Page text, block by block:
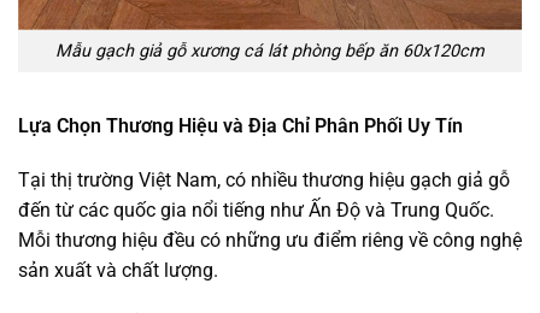
Mẫu gạch giả gỗ xương cá lát phòng bếp ăn 60x120cm
Lựa Chọn Thương Hiệu và Địa Chỉ Phân Phối Uy Tín
Tại thị trường Việt Nam, có nhiều thương hiệu gạch giả gỗ
đến từ các quốc gia nổi tiếng như Ấn Độ và Trung Quốc.
Mỗi thương hiệu đều có những ưu điểm riêng về công nghệ
sản xuất và chất lượng.